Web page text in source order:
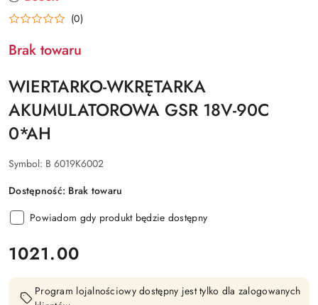
BOSCH (0)
Brak towaru
WIERTARKO-WKRĘTARKA
AKUMULATOROWA GSR 18V-90C
0*AH
Symbol: B 6019K6002
Dostępność: Brak towaru
Powiadom gdy produkt będzie dostępny
cena:
1021.00
Program lojalnościowy dostępny jest tylko dla zalogowanych